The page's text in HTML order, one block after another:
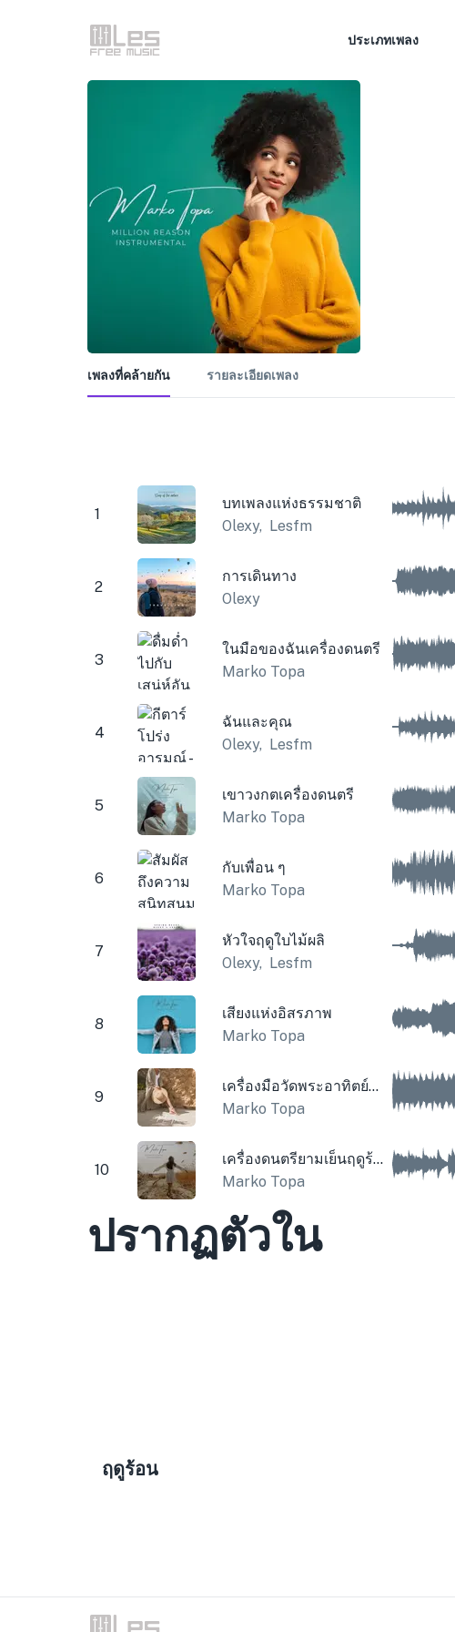
ประเภทเพลง
เพลงที่คล้ายกัน รายละเอียดเพลง
1
บทเพลงแห่งธรรมชาติ
Olexy, Lesfm
2
การเดินทาง
Olexy
3
ในมือของฉันเครื่องดนตรี
Marko Topa
4
ฉันและคุณ
Olexy, Lesfm
5
เขาวงกตเครื่องดนตรี
Marko Topa
6
กับเพื่อน ๆ
Marko Topa
7
หัวใจฤดูใบไม้ผลิ
Olexy, Lesfm
8
เสียงแห่งอิสรภาพ
Marko Topa
9
เครื่องมือวัดพระอาทิตย์ฤดูร้อน
Marko Topa
10
เครื่องดนตรียามเย็นฤดูร้อน
Marko Topa
ปรากฏตัวใน
ฤดูร้อน